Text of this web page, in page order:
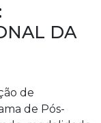
DA
de
de Pós-